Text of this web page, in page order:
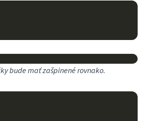
bude mať zašpinené rovnako.